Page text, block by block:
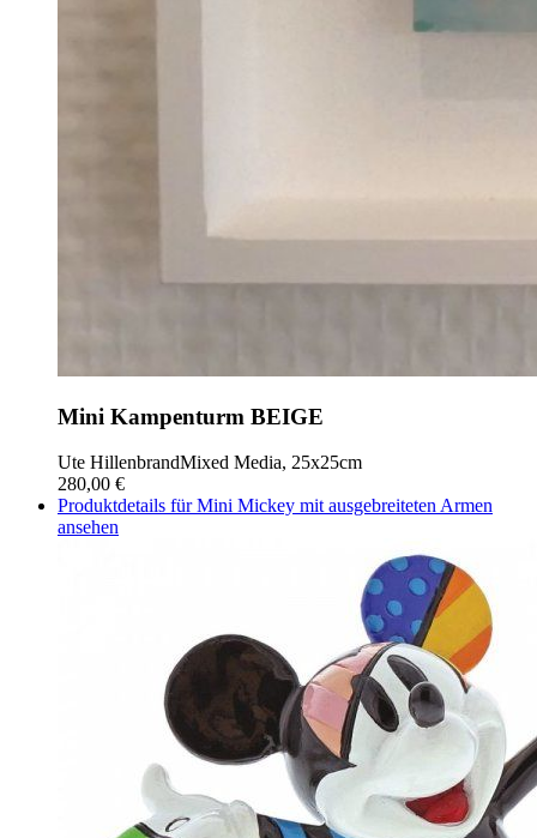
Mini Kampenturm BEIGE
Ute HillenbrandMixed Media, 25x25cm
280,00 €
Produktdetails für Mini Mickey mit ausgebreiteten Armen
ansehen